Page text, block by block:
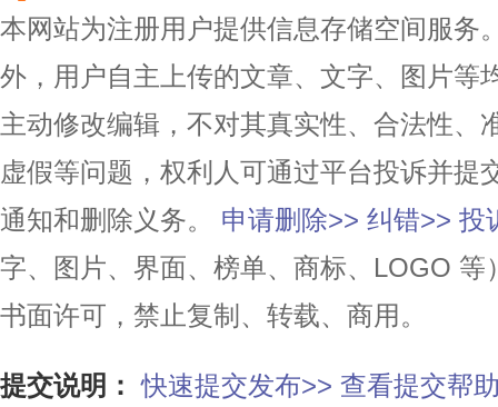
本网站为注册用户提供信息存储空间服务
外，用户自主上传的文章、文字、图片等
主动修改编辑，不对其真实性、合法性、
虚假等问题，权利人可通过平台投诉并提
通知和删除义务。
申请删除>> 纠错>> 投
字、图片、界面、榜单、商标、LOGO
书面许可，禁止复制、转载、商用。
提交说明： 快速提交发布>> 查看提交帮